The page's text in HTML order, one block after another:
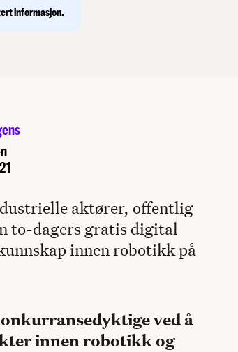
informasjon.
aktører, offentlig
to-dagers gratis digital
innen robotikk på
ved å
innen robotikk og